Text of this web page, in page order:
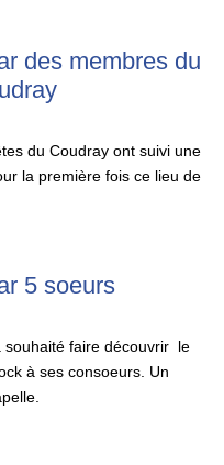
des membres du
du Coudray ont suivi une
la première fois ce lieu de
5 soeurs
faire découvrir le
à ses consoeurs. Un